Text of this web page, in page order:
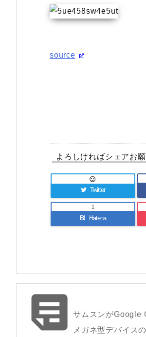
source
よろしければシェアお
Twitter

B! Hatena
1
サムスンがGoogle
メガネ型デバイス